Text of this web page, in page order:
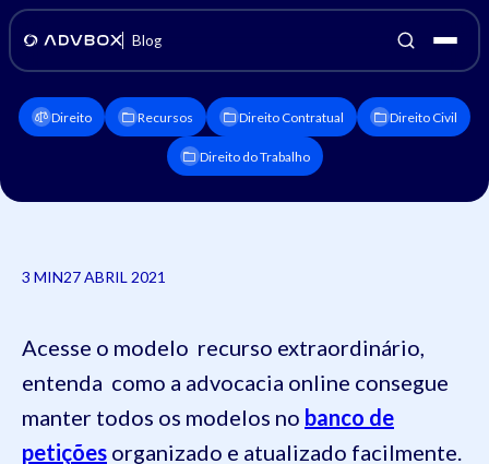
Blog
Direito Recursos Direito Contratual Direito Civil
Direito do Trabalho
3 MIN27 ABRIL 2021
Acesse o modelo recurso extraordinário,
entenda como a advocacia online consegue
manter todos os modelos no banco de
petições organizado e atualizado facilmente.